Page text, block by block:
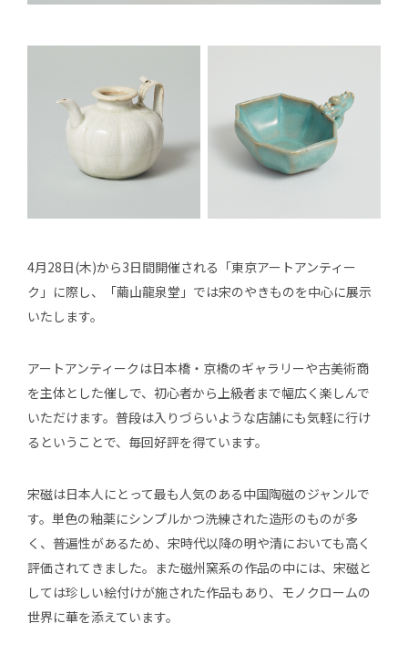
4月28日(木)から3日間開催される「東京アートアンティー
ク」に際し、「繭山龍泉堂」では宋のやきものを中心に展示
いたします。
アートアンティークは日本橋・京橋のギャラリーや古美術商
を主体とした催しで、初心者から上級者まで幅広く楽しんで
いただけます。普段は入りづらいような店舗にも気軽に行け
るということで、毎回好評を得ています。
宋磁は日本人にとって最も人気のある中国陶磁のジャンルで
す。単色の釉薬にシンプルかつ洗練された造形のものが多
く、普遍性があるため、宋時代以降の明や清においても高く
評価されてきました。また磁州窯系の作品の中には、宋磁と
しては珍しい絵付けが施された作品もあり、モノクロームの
世界に華を添えています。